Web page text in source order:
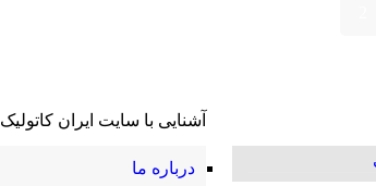
آشنایی با سایت ایران کاتولیک
درباره ما